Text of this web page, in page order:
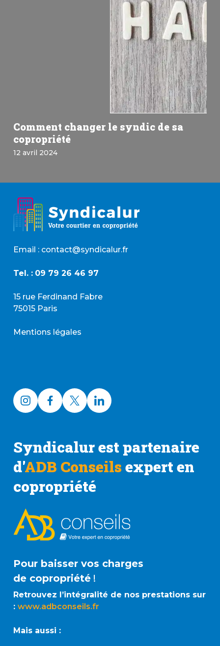
Comment changer le syndic de sa
copropriété
12 avril 2024
Email : contact@syndicalur.fr
Tel. : 09 79 26 46 97
15 rue Ferdinand Fabre
75015 Paris
Mentions légales
Syndicalur est partenaire
d'ADB Conseils expert en
copropriété
Pour baisser vos charges
de copropriété!
Retrouvez l’intégralité de nos prestations sur
: www.adbconseils.fr
Mais aussi :